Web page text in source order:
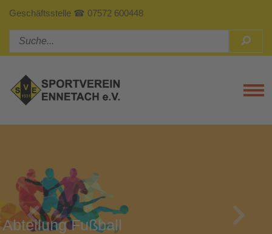
Geschäftsstelle ☎ 07572 600448
Abteilung Turnen
Previous